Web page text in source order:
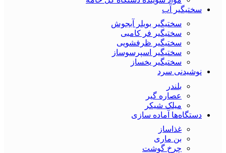
سختیگیر آب
سختیگیر بویلر آبجوش
سختیگیر فر کامبی
سختیگیر ظرفشویی
سختیگیر اسپرسوساز
سختیگیر یخساز
نوشیدنی سرد
بلندر
عصاره گیر
میلک شیکر
دستگاه‌ها آماده سازی
غذاساز
بن ماری
چرخ گوشت